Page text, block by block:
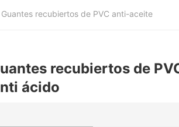
Guantes recubiertos de PVC anti-aceite
recubiertos de
ácido